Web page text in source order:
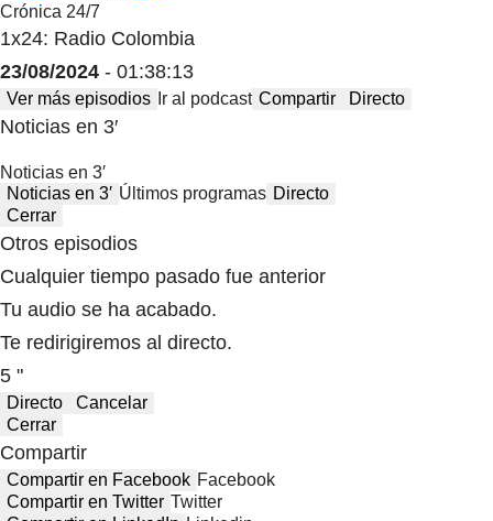
Crónica 24/7
1x24: Radio Colombia
23/08/2024 - 01:38:13
Ver más episodios Ir al podcast Compartir Directo
Noticias en 3′
Noticias en 3′
Noticias en 3′ Últimos programas Directo
Cerrar
Otros episodios
Cualquier tiempo pasado fue anterior
Tu audio se ha acabado.
Te redirigiremos al directo.
5 "
Directo
Cancelar
Cerrar
Compartir
Compartir en Facebook Facebook
Compartir en Twitter Twitter